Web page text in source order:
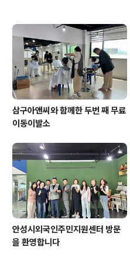
삼구아앤씨와 함께한 두번 째 무료
이동이발소
안성시외국인주민지원센터 방문
을 환영합니다